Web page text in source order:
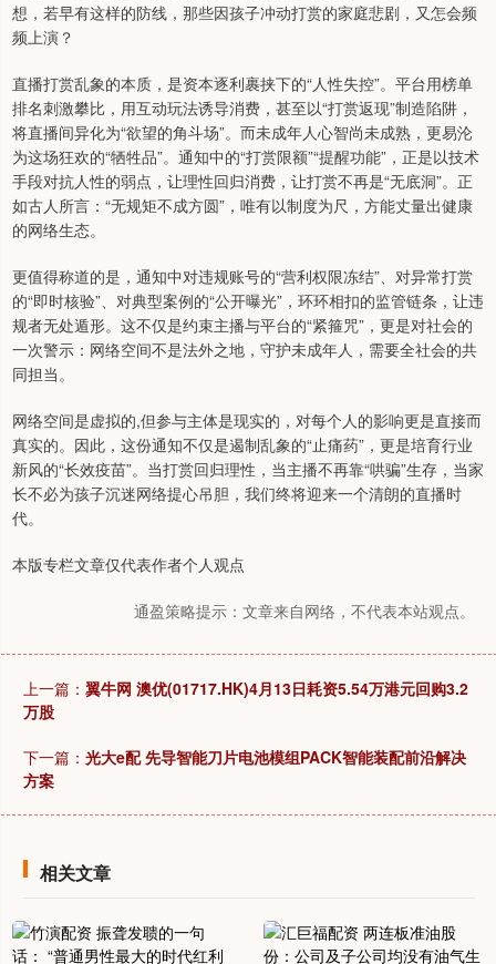
想，若早有这样的防线，那些因孩子冲动打赏的家庭悲剧，又怎会频
频上演？
直播打赏乱象的本质，是资本逐利裹挟下的“人性失控”。平台用榜单
排名刺激攀比，用互动玩法诱导消费，甚至以“打赏返现”制造陷阱，
将直播间异化为“欲望的角斗场”。而未成年人心智尚未成熟，更易沦
为这场狂欢的“牺牲品”。通知中的“打赏限额”“提醒功能”，正是以技术
手段对抗人性的弱点，让理性回归消费，让打赏不再是“无底洞”。正
如古人所言：“无规矩不成方圆”，唯有以制度为尺，方能丈量出健康
的网络生态。
更值得称道的是，通知中对违规账号的“营利权限冻结”、对异常打赏
的“即时核验”、对典型案例的“公开曝光”，环环相扣的监管链条，让违
规者无处遁形。这不仅是约束主播与平台的“紧箍咒”，更是对社会的
一次警示：网络空间不是法外之地，守护未成年人，需要全社会的共
同担当。
网络空间是虚拟的,但参与主体是现实的，对每个人的影响更是直接而
真实的。因此，这份通知不仅是遏制乱象的“止痛药”，更是培育行业
新风的“长效疫苗”。当打赏回归理性，当主播不再靠“哄骗”生存，当家
长不必为孩子沉迷网络提心吊胆，我们终将迎来一个清朗的直播时
代。
本版专栏文章仅代表作者个人观点
通盈策略提示：文章来自网络，不代表本站观点。
上一篇： 翼牛网 澳优(01717.HK)4月13日耗资5.54万港元回购3.2
万股
下一篇： 光大e配 先导智能刀片电池模组PACK智能装配前沿解决
方案
相关文章